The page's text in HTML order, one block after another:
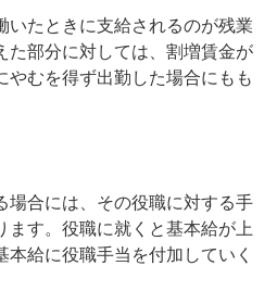
いたときに支給されるのが残業
た部分に対しては、割増賃金が
やむを得ず出勤した場合にもも
場合には、その役職に対する手
ます。役職に就くと基本給が上
給に役職手当を付加していく